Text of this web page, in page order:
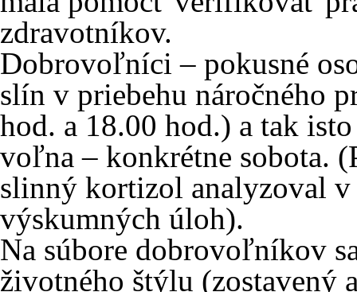
zdravotníkov.
Dobrovoľníci – pokusné
slín v priebehu náročného
hod. a 18.00 hod.) a tak
voľna – konkrétne sobota.
slinný kortizol analyzoval
výskumných úloh).
Na súbore dobrovoľníkov
životného štýlu (zostavený